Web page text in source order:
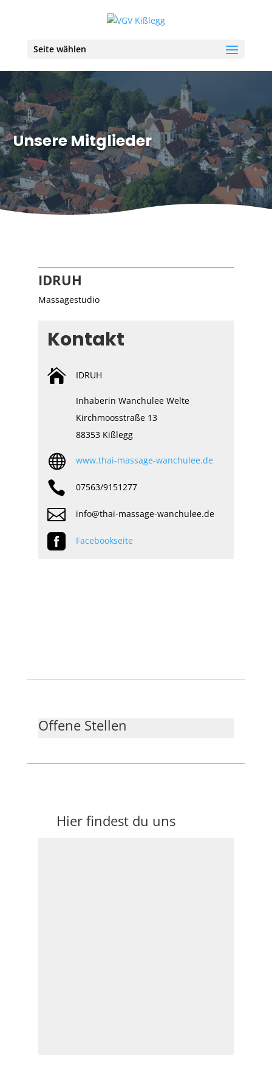
Seite wählen
Unsere Mitglieder
IDRUH
Massagestudio
Kontakt
 IDRUH
Inhaberin Wanchulee Welte
Kirchmoosstraße 13
88353 Kißlegg
 www.thai-massage-wanchulee.de
 07563/9151277
 info@thai-massage-wanchulee.de
 Facebookseite
Offene Stellen
Hier findest du uns